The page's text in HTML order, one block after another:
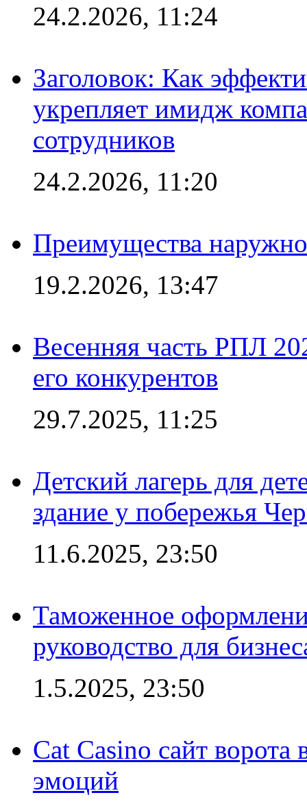
24.2.2026, 11:24
Заголовок: Как
укрепляет имидж
сотрудников
24.2.2026, 11:20
Преимущества
19.2.2026, 13:47
Весенняя часть РПЛ
его конкурентов
29.7.2025, 11:25
Детский лагерь для
здание у побережья
11.6.2025, 23:50
Таможенное
руководство для
1.5.2025, 23:50
Cat Casino сайт
эмоций